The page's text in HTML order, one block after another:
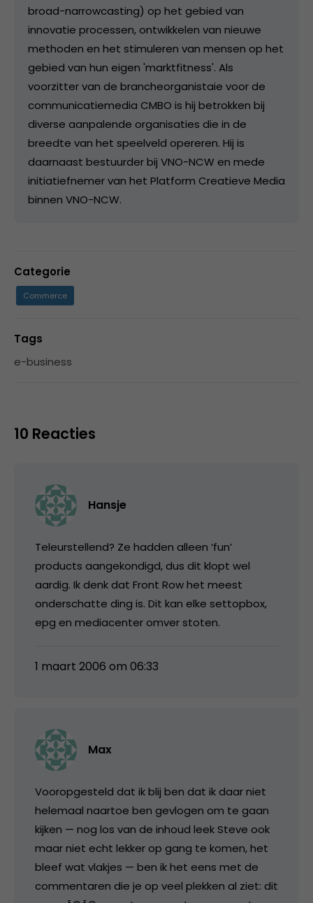
broad-narrowcasting) op het gebied van
innovatie processen, ontwikkelen van nieuwe
methoden en het stimuleren van mensen op het
gebied van hun eigen 'marktfitness'. Als
voorzitter van de brancheorganistaie voor de
communicatiemedia CMBO is hij betrokken bij
diverse aanpalende organisaties die in de
breedte van het speelveld opereren. Hij is
daarnaast bestuurder bij VNO-NCW en mede
initiatiefnemer van het Platform Creatieve Media
binnen VNO-NCW.
Categorie
Commerce
Tags
e-business
10 Reacties
Hansje
Teleurstellend? Ze hadden alleen ‘fun’
products aangekondigd, dus dit klopt wel
aardig. Ik denk dat Front Row het meest
onderschatte ding is. Dit kan elke settopbox,
epg en mediacenter omver stoten.
1 maart 2006 om 06:33
Max
Vooropgesteld dat ik blij ben dat ik daar niet
helemaal naartoe ben gevlogen om te gaan
kijken — nog los van de inhoud leek Steve ook
maar niet echt lekker op gang te komen, het
bleef wat vlakjes — ben ik het eens met de
commentaren die je op veel plekken al ziet: dit